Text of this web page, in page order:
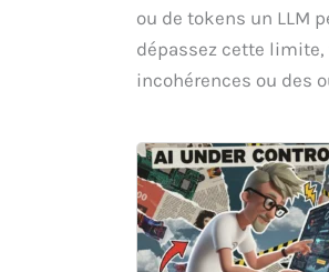
ou de tokens un LLM
dépassez cette
incohérences ou des